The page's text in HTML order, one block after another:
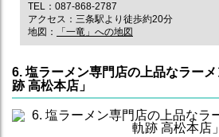
TEL：087-868-2787
アクセス：三条駅より徒歩約20分
地図：
「一竜」への地図
6. 塩ラーメン専門店の上品なラー
跡 高松本店」